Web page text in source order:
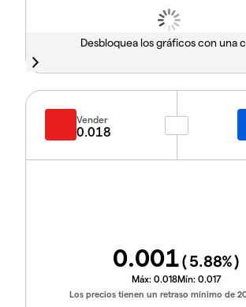
Desbloquea los gráficos con una
Vender
0.018
0.001(5.88%)
Máx: 0.018Mín: 0.017
Los precios tienen un retraso mínimo de